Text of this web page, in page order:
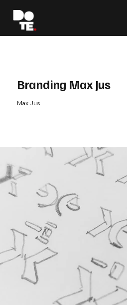
Branding Max Jus
Max Jus